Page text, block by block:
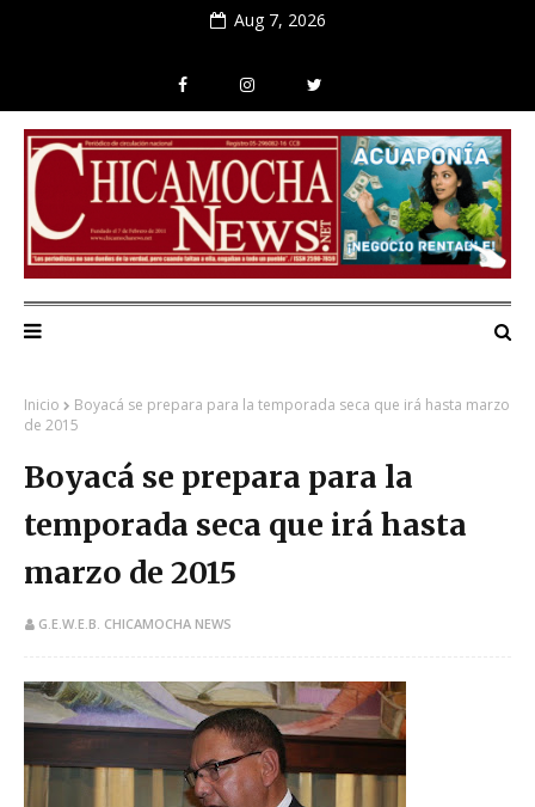
Aug 7, 2026
Inicio
Boyacá se prepara para la temporada seca que irá hasta marzo
de 2015
Boyacá se prepara para la
temporada seca que irá hasta
marzo de 2015
G.E.W.E.B. CHICAMOCHA NEWS